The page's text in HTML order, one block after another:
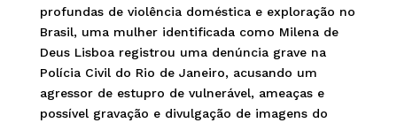
profundas de violência doméstica e exploração no
Brasil, uma mulher identificada como Milena de
Deus Lisboa registrou uma denúncia grave na
Polícia Civil do Rio de Janeiro, acusando um
agressor de estupro de vulnerável, ameaças e
possível gravação e divulgação de imagens do